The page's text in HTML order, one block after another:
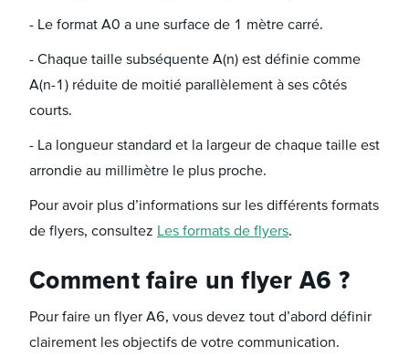
- Le format A0 a une surface de 1 mètre carré.
- Chaque taille subséquente A(n) est définie comme
A(n-1) réduite de moitié parallèlement à ses côtés
courts.
- La longueur standard et la largeur de chaque taille est
arrondie au millimètre le plus proche.
Pour avoir plus d’informations sur les différents formats
de flyers, consultez Les formats de flyers.
Comment faire un flyer A6 ?
Pour faire un flyer A6, vous devez tout d’abord définir
clairement les objectifs de votre communication.